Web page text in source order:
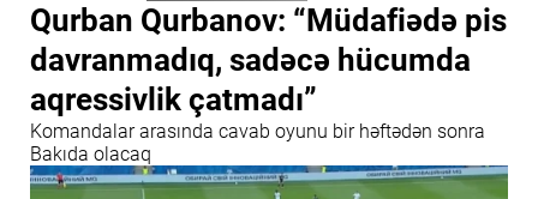
Qurban Qurbanov: “Müdafiədə pis
davranmadıq, sadəcə hücumda
aqressivlik çatmadı”
Komandalar arasında cavab oyunu bir həftədən sonra
Bakıda olacaq